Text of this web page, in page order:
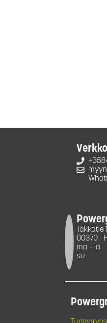
Takkatie
00370
ma - la
su